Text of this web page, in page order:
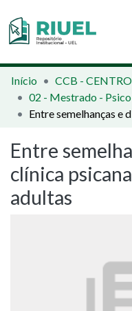
Orientações e Normas
Comunidades e Coleções
Estatísticas
Início
02 - Mestrado -
Entre
clínica
adultas